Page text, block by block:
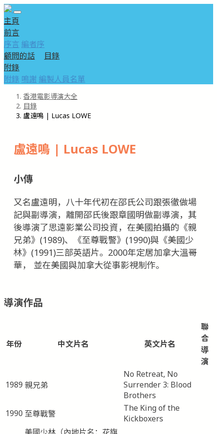
主頁
前言
序言 編者序
顧問的話
目錄
附錄
附錄 鳴謝 編製人員名單
香港電影導演大全
目錄
盧遠鳴 | Lucas LOWE
盧遠鳴 | Lucas LOWE
小傳
又名盧遠明，八十年代初在邵氏公司跟張徹做場
記與副導演，離開邵氏後跟章國明做副導演，其
後導演了思遠影業公司投資，在美國拍攝的《親
兄弟》(1989)、《至尊戰警》(1990)與《美國少
林》(1991)三部英語片。2000年定居加拿大溫哥
華， 並在美國與加拿大從事影視制作。
導演作品
年份 中文片名 英文片名
聯
合
導
演
1989 親兄弟
No Retreat, No
Surrender 3: Blood
Brothers
1990 至尊戰警
The King of the
Kickboxers